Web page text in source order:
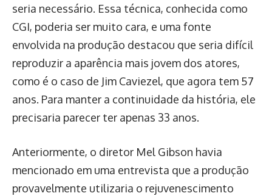
seria necessário. Essa técnica, conhecida como
CGI, poderia ser muito cara, e uma fonte
envolvida na produção destacou que seria difícil
reproduzir a aparência mais jovem dos atores,
como é o caso de Jim Caviezel, que agora tem 57
anos. Para manter a continuidade da história, ele
precisaria parecer ter apenas 33 anos.
Anteriormente, o diretor Mel Gibson havia
mencionado em uma entrevista que a produção
provavelmente utilizaria o rejuvenescimento